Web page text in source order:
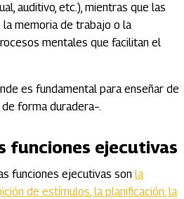
auditivo, etc.), mientras que las
memoria de trabajo o la
mentales que facilitan el
es fundamental para enseñar de
forma duradera–.
funciones ejecutivas
funciones ejecutivas son la
de estímulos, la planificación, la